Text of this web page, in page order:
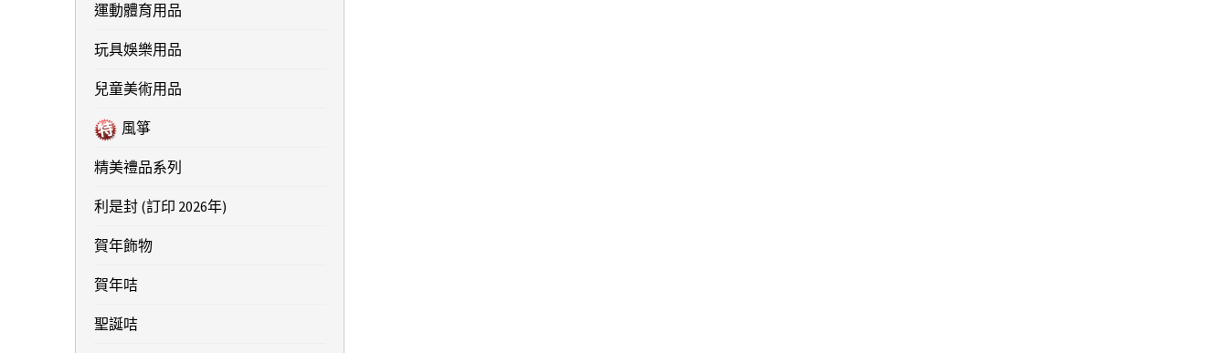
運動體育用品
玩具娛樂用品
兒童美術用品
風箏
精美禮品系列
利是封 (訂印 2026年)
賀年飾物
賀年咭
聖誕咭